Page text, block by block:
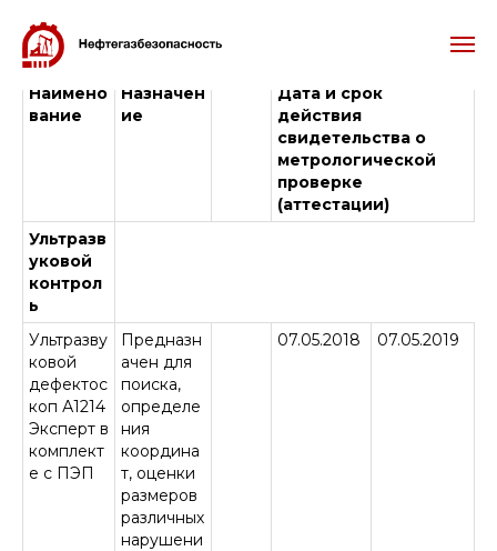
Наимено
вание
Назначен
ие
Дата и срок
действия
свидетельства о
метрологической
проверке
(аттестации)
Ультразв
уковой
контрол
ь
Ультразву
ковой
дефектос
коп А1214
Эксперт в
комплект
е с ПЭП
Предназн
ачен для
поиска,
определе
ния
координа
т, оценки
размеров
различных
нарушени
07.05.2018 07.05.2019